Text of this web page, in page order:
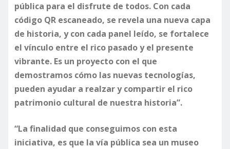
pública para el disfrute de todos. Con cada
código QR escaneado, se revela una nueva capa
de historia, y con cada panel leído, se fortalece
el vínculo entre el rico pasado y el presente
vibrante. Es un proyecto con el que
demostramos cómo las nuevas tecnologías,
pueden ayudar a realzar y compartir el rico
patrimonio cultural de nuestra historia”.
“La finalidad que conseguimos con esta
iniciativa, es que la vía pública sea un museo